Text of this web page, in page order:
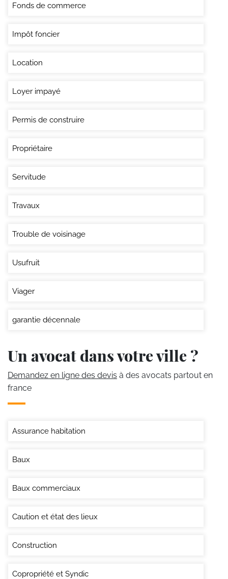
Fonds de commerce
Impôt foncier
Location
Loyer impayé
Permis de construire
Propriétaire
Servitude
Travaux
Trouble de voisinage
Usufruit
Viager
garantie décennale
Un avocat dans votre ville ?
Demandez en ligne des devis à des avocats partout en
france
Assurance habitation
Baux
Baux commerciaux
Caution et état des lieux
Construction
Copropriété et Syndic